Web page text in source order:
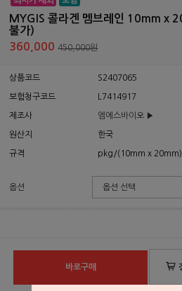
MYGIS 콜라겐 멤브레인 10mm x
불가)
360,000450,000원
상품코드 S2407065
보험청구코드 L7414917
제조사 엠에스바이오 ▶
원산지 한국
규격 pkg/(10mm x 20mm)
옵션
바로구매